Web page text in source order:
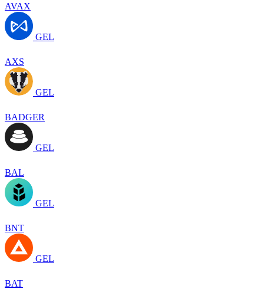
AVAX
GEL
AXS
GEL
BADGER
GEL
BAL
GEL
BNT
GEL
BAT